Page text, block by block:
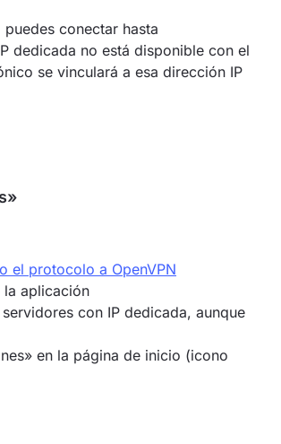
conectar hasta
dedicada no está disponible con el
se vinculará a esa dirección IP
el protocolo a OpenVPN
aplicación
con IP dedicada, aunque
en la página de inicio (icono